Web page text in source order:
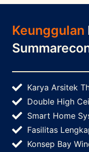
Keunggulan
Karya Arsitek
Double High
Smart Home
Fasilitas
Konsep Bay